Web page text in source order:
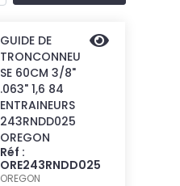
GUIDE DE
TRONCONNEU
SE 60CM 3/8"
.063" 1,6 84
ENTRAINEURS
243RNDD025
OREGON
Réf :
ORE243RNDD025
OREGON